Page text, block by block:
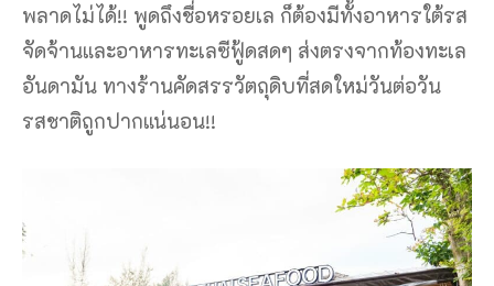
พลาดไม่ได้!! พูดถึงชื่อหรอยเล ก็ต้องมีทั้งอาหารใต้รส
จัดจ้านและอาหารทะเลซีฟู้ดสดๆ ส่งตรงจากท้องทะเล
อันดามัน ทางร้านคัดสรรวัตถุดิบที่สดใหม่วันต่อวัน
รสชาติถูกปากแน่นอน!!